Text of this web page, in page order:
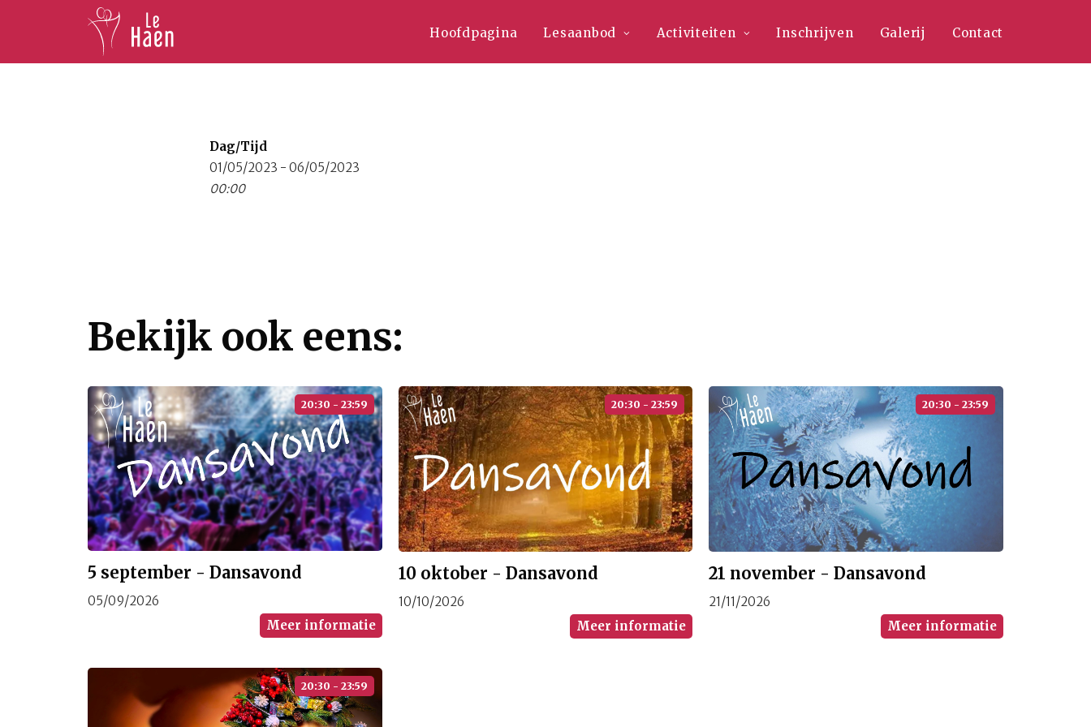
Hoofdpagina Lesaanbod Activiteiten Inschrijven Galerij Contact
Dag/Tijd
01/05/2023 - 06/05/2023
00:00
Bekijk ook eens:
5 september - Dansavond
05/09/2026
20:30 - 23:59
Meer informatie
10 oktober - Dansavond
10/10/2026
20:30 - 23:59
Meer informatie
21 november - Dansavond
21/11/2026
20:30 - 23:59
Meer informatie
20:30 - 23:59